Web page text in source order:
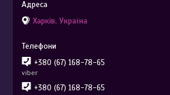
Харків, Україна
+380 (67) 168-78-65
viber
+380 (67) 168-78-65